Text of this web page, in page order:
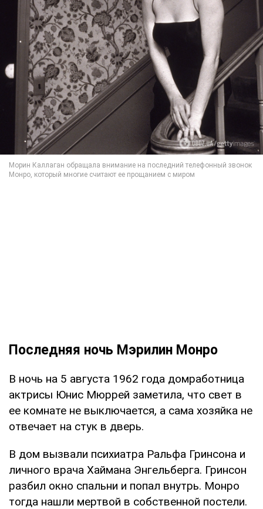
Последняя ночь Мэрилин Монро
В ночь на 5 августа 1962 года домработница
актрисы Юнис Мюррей заметила, что свет в
ее комнате не выключается, а сама хозяйка не
отвечает на стук в дверь.
В дом вызвали психиатра Ральфа Гринсона и
личного врача Хаймана Энгельберга. Гринсон
разбил окно спальни и попал внутрь. Монро
тогда нашли мертвой в собственной постели.